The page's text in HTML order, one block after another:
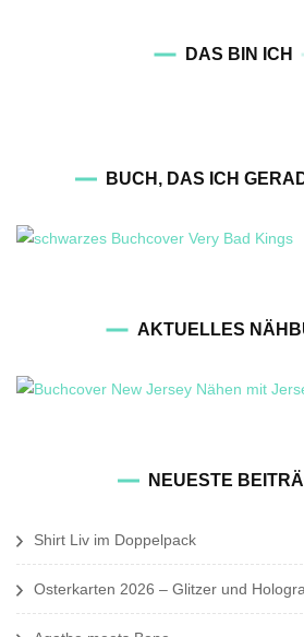
DAS BIN ICH
BUCH, DAS ICH
AKTUELLES
NEUESTE
Shirt Liv im Doppelpack
Osterkarten 2026 – Glitzer und